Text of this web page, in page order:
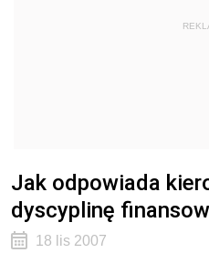
Jak odpowiada
dyscyplinę
18 lis 2007